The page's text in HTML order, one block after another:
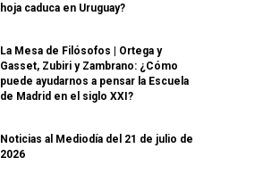
hoja caduca en Uruguay?
La Mesa de Filósofos | Ortega y
Gasset, Zubiri y Zambrano: ¿Cómo
puede ayudarnos a pensar la Escuela
de Madrid en el siglo XXI?
Noticias al Mediodía del 21 de julio de
2026